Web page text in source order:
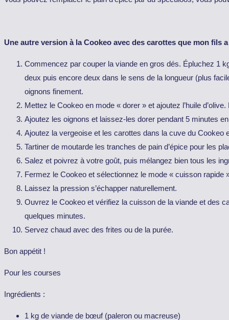
Une autre version à la Cookeo avec des carottes que mon fils
Commencez par couper la viande en gros dés. Épluchez 1
deux puis encore deux dans le sens de la longueur (plus
oignons finement.
Mettez le Cookeo en mode « dorer » et ajoutez l’huile
Ajoutez les oignons et laissez-les dorer pendant 5 minutes
Ajoutez la vergeoise et les carottes dans la cuve du Cookeo
Tartiner de moutarde les tranches de pain d’épice pour les
Salez et poivrez à votre goût, puis mélangez bien tous les
Fermez le Cookeo et sélectionnez le mode « cuisson rapide
Laissez la pression s’échapper naturellement.
Ouvrez le Cookeo et vérifiez la cuisson de la viande et des
quelques minutes.
Servez chaud avec des frites ou de la purée.
Bon appétit !
Pour les courses
Ingrédients :
1 kg de viande de bœuf (paleron ou macreuse)